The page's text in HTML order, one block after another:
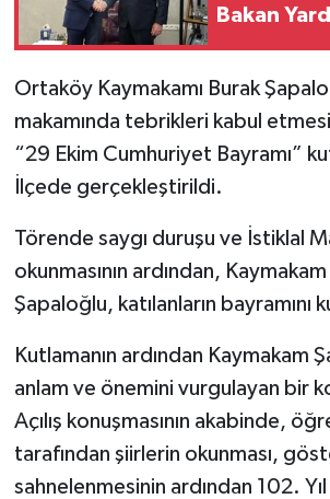
Bakan
Ortaköy Kaymakamı Burak
makamında tebrikleri kabul
“29 Ekim Cumhuriyet Bayramı”
İlçede gerçekleştirildi.
Törende saygı duruşu ve İstiklal
okunmasının ardından,
Şapaloğlu, katılanların bayramını
Kutlamanın ardından Kaymakam
anlam ve önemini vurgulayan bir
Açılış konuşmasının akabinde,
tarafından şiirlerin okunması,
sahnelenmesinin ardından 102.